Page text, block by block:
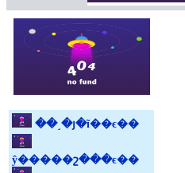
��˼�յ�ĩ��ϵ��
ŷ�����շ���ϵ��